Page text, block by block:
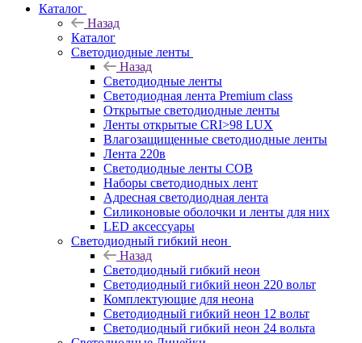
Каталог
Назад
Каталог
Светодиодные ленты
Назад
Светодиодные ленты
Светодиодная лента Premium class
Открытые светодиодные ленты
Ленты открытые CRI>98 LUX
Влагозащищенные светодиодные ленты
Лента 220в
Светодиодные ленты COB
Наборы светодиодных лент
Адресная светодиодная лента
Силиконовые оболочки и ленты для них
LED аксессуары
Светодиодный гибкий неон
Назад
Светодиодный гибкий неон
Светодиодный гибкий неон 220 вольт
Комплектующие для неона
Светодиодный гибкий неон 12 вольт
Светодиодный гибкий неон 24 вольта